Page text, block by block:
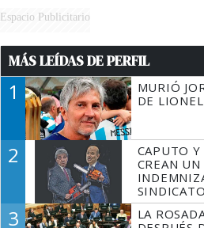
Espacio Publicitario
MÁS LEÍDAS DE PERFIL
1
MURIÓ
DE
2
CAPUTO Y
CREAN
3
LA